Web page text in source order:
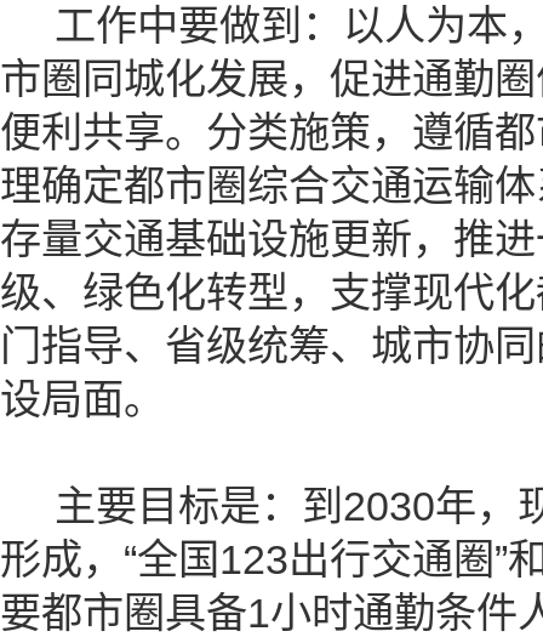
工作中要做到：以人为本
市圈同城化发展，促进通勤
便利共享。分类施策，遵循
理确定都市圈综合交通运输
存量交通基础设施更新，推
级、绿色化转型，支撑现代
门指导、省级统筹、城市协
设局面。
主要目标是：到2030年，
形成，“全国123出行交通圈”
要都市圈具备1小时通勤条件